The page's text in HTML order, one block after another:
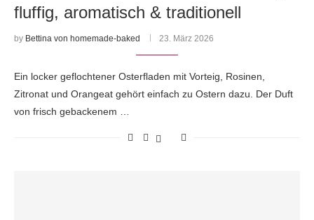
fluffig, aromatisch & traditionell
by Bettina von homemade-baked 23. März 2026
Ein locker geflochtener Osterfladen mit Vorteig, Rosinen,
Zitronat und Orangeat gehört einfach zu Ostern dazu. Der Duft
von frisch gebackenem …